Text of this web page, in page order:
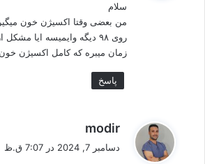
سلام
روی ۹۸ دیگه وایمیسه ایا
زمان میبره که کامل اکسیژن خون
پاسخ
modir
دسامبر 7, 2024 در 7:07 ق.ظ